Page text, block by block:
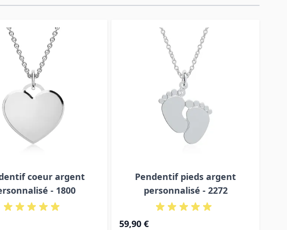
coeur argent
- 1800
Pendentif pieds argent
personnalisé - 2272
59,90 €